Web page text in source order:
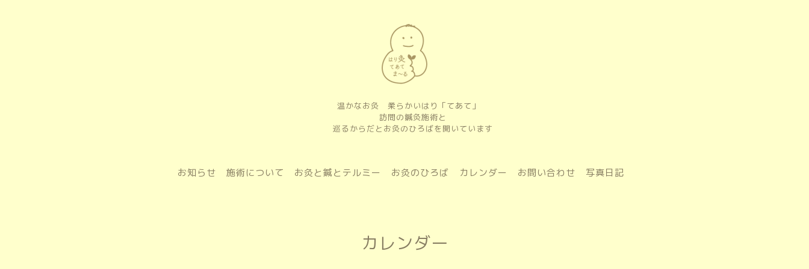
温かなお灸 柔らかいはり「てあて」
訪問の鍼灸施術と
巡るからだとお灸のひろばを開いています
お知らせ 施術について お灸と鍼とテルミー お灸のひろば カレンダー お問い合わせ 写真日記
カレンダー